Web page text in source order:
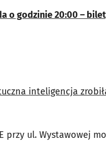
o godzinie 20:00 –
inteligencja
przy ul. Wystawowej